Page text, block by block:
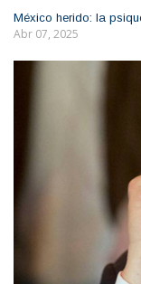
México herido: la
Abr 07, 2025